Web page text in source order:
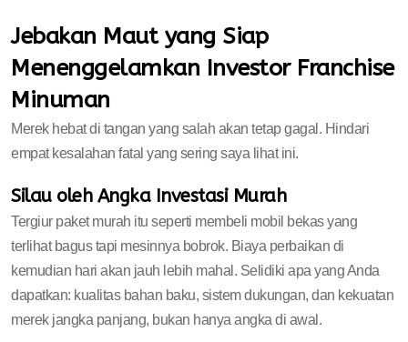
Jebakan Maut yang Siap
Menenggelamkan Investor Franchise
Minuman
Merek hebat di tangan yang salah akan tetap gagal. Hindari
empat kesalahan fatal yang sering saya lihat ini.
Silau oleh Angka Investasi Murah
Tergiur paket murah itu seperti membeli mobil bekas yang
terlihat bagus tapi mesinnya bobrok. Biaya perbaikan di
kemudian hari akan jauh lebih mahal. Selidiki apa yang Anda
dapatkan: kualitas bahan baku, sistem dukungan, dan kekuatan
merek jangka panjang, bukan hanya angka di awal.